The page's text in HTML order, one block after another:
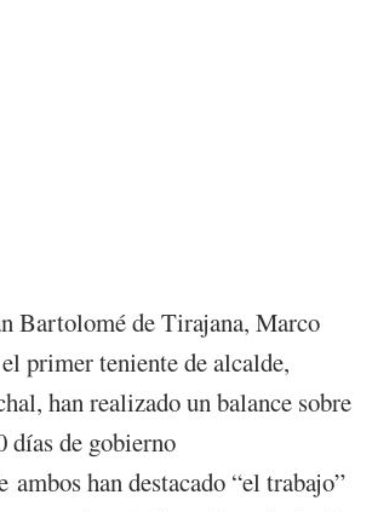
Bartolomé de Tirajana, Marco
primer teniente de alcalde,
han realizado un balance sobre
días de gobierno
han destacado “el trabajo”